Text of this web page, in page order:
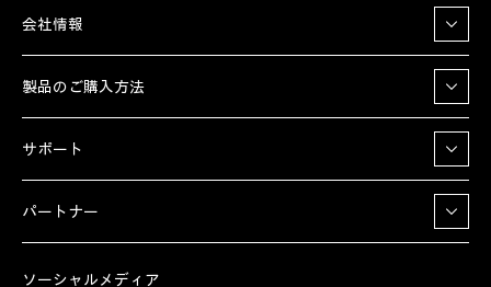
会社情報
製品のご購入方法
サポート
パートナー
ソーシャルメディア